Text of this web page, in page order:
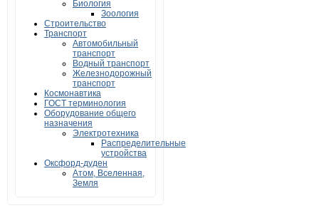
Биология
Зоология
Строительство
Транспорт
Автомобильный
транспорт
Водный транспорт
Железнодорожный
транспорт
Космонавтика
ГОСТ терминология
Оборудование общего
назначения
Электротехника
Распределительные
устройства
Оксфорд-дуден
Атом, Вселенная,
Земля